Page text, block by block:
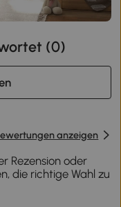
(0)
anzeigen
Rezension oder
die richtige Wahl zu